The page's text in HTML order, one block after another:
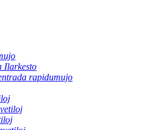
Ilarkesto
rapidumujo